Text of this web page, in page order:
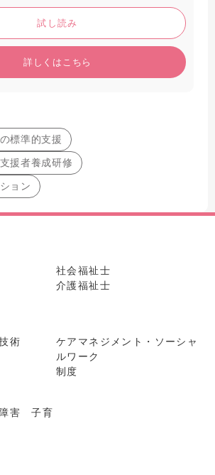
試し読み
詳しくはこちら
標準的支援
援者養成研修
ョン
社会福祉士
介護福祉士
術
ケアマネジメント・ソーシャ
ルワーク
制度
害 子育